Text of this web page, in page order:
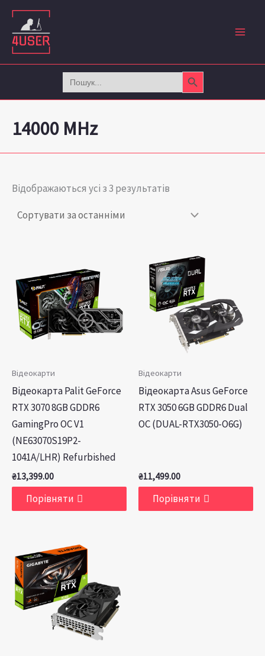
Перейти
вмісту
Search
for:
Search Button
14000 MHz
Відображаються усі з 3 результатів
Відеокарти
Відеокарта Palit GeForce
RTX 3070 8GB GDDR6
GamingPro OC V1
(NE63070S19P2-
1041A/LHR) Refurbished
₴13,399.00
Порівняти
Відеокарти
Відеокарта Asus GeForce
RTX 3050 6GB GDDR6 Dual
OC (DUAL-RTX3050-O6G)
₴11,499.00
Порівняти